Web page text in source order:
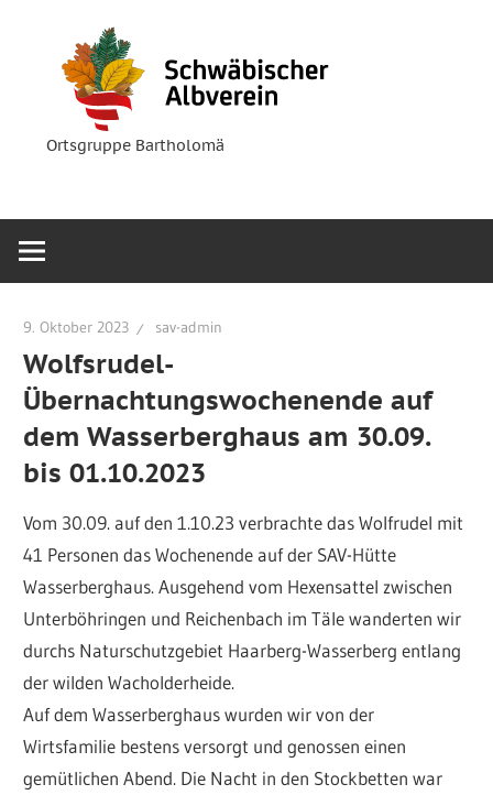
springen
Ortsgruppe Bartholomä
Albverein
Ortsgruppe
Bartholomä
9. Oktober 2023 sav-admin
Wolfsrudel-
Übernachtungswochenende auf
dem Wasserberghaus am 30.09.
bis 01.10.2023
Vom 30.09. auf den 1.10.23 verbrachte das Wolfrudel mit
41 Personen das Wochenende auf der SAV-Hütte
Wasserberghaus. Ausgehend vom Hexensattel zwischen
Unterböhringen und Reichenbach im Täle wanderten wir
durchs Naturschutzgebiet Haarberg-Wasserberg entlang
der wilden Wacholderheide.
Auf dem Wasserberghaus wurden wir von der
Wirtsfamilie bestens versorgt und genossen einen
gemütlichen Abend. Die Nacht in den Stockbetten war